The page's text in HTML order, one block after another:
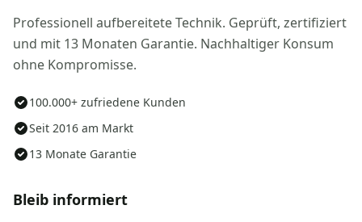
Professionell aufbereitete Technik. Geprüft, zertifiziert
und mit 13 Monaten Garantie. Nachhaltiger Konsum
ohne Kompromisse.
100.000+ zufriedene Kunden
Seit 2016 am Markt
13 Monate Garantie
Bleib informiert